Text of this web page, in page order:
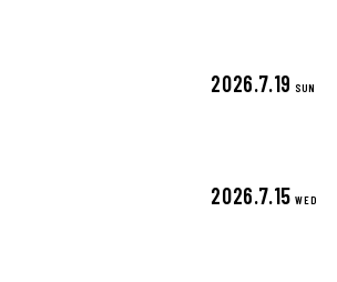
2026.7.19 SUN
2026.7.15 WED